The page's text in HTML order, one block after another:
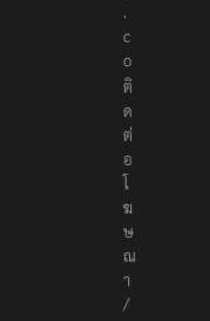
.
c
o
ติ
ด
ต่
อ
โ
ฆ
ษ
ณ
า
/